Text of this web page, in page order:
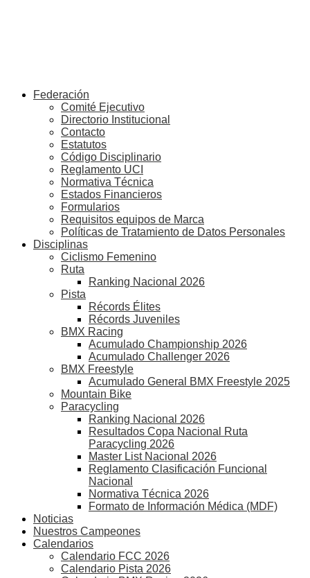
Federación
Comité Ejecutivo
Directorio Institucional
Contacto
Estatutos
Código Disciplinario
Reglamento UCI
Normativa Técnica
Estados Financieros
Formularios
Requisitos equipos de Marca
Políticas de Tratamiento de Datos Personales
Disciplinas
Ciclismo Femenino
Ruta
Ranking Nacional 2026
Pista
Récords Élites
Récords Juveniles
BMX Racing
Acumulado Championship 2026
Acumulado Challenger 2026
BMX Freestyle
Acumulado General BMX Freestyle 2025
Mountain Bike
Paracycling
Ranking Nacional 2026
Resultados Copa Nacional Ruta
Paracycling 2026
Master List Nacional 2026
Reglamento Clasificación Funcional
Nacional
Normativa Técnica 2026
Formato de Información Médica (MDF)
Noticias
Nuestros Campeones
Calendarios
Calendario FCC 2026
Calendario Pista 2026